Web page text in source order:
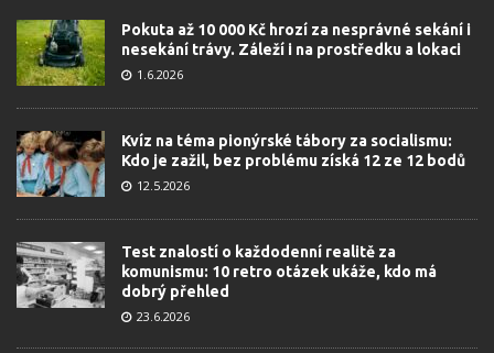
Pokuta až 10 000 Kč hrozí za nesprávné sekání i
nesekání trávy. Záleží i na prostředku a lokaci
1.6.2026
Kvíz na téma pionýrské tábory za socialismu:
Kdo je zažil, bez problému získá 12 ze 12 bodů
12.5.2026
Test znalostí o každodenní realitě za
komunismu: 10 retro otázek ukáže, kdo má
dobrý přehled
23.6.2026